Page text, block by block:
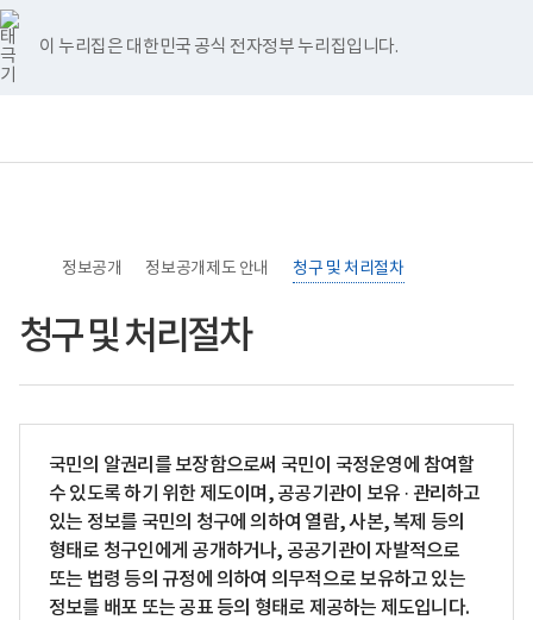
이 누리집은 대한민국 공식 전자정부 누리집입니다.
너
비
767px
이
하
록
원
로
검
메
홈
>
정보공개
>
정보공개제도 안내
>
청구 및 처리절차
청구 및 처리절차
본
문
시
작
국민의 알권리를 보장함으로써 국민이 국정운영에 참여할
수 있도록 하기 위한 제도이며, 공공기관이 보유 · 관리하고
있는 정보를 국민의 청구에 의하여 열람, 사본, 복제 등의
형태로 청구인에게 공개하거나, 공공기관이 자발적으로
또는 법령 등의 규정에 의하여 의무적으로 보유하고 있는
정보를 배포 또는 공표 등의 형태로 제공하는 제도입니다.
청
구
및
처
리
본
문
종
료